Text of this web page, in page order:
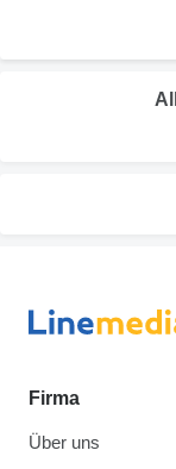
Firma
Über uns